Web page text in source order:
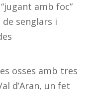
amb foc”
senglars i
osses amb tres
d’Aran, un fet